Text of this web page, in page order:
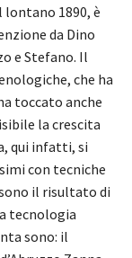
lontano 1890, è
da Dino
e Stefano. Il
che ha
toccato anche
la crescita
qui infatti, si
con tecniche
il risultato di
tecnologia
sono: il